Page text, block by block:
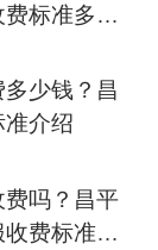
标准多
少钱？昌
介绍
费吗？昌平
费标准多